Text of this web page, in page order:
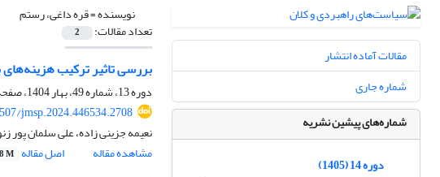
نویسنده =قره داغی، رستم
تعداد مقالات: 2
بررسی تاثیر ترکیب
دوره 13، شماره 49، بهار 1404، صفحه
jmsp.2024.446534.2708
نعیمه جزینی زاده، علی سلمان پور
مشاهده مقاله
اصل مقاله M
مقالات آماده انتشار
شماره جاری
شماره‌های پیشین نشریه
دوره 14 (1405)